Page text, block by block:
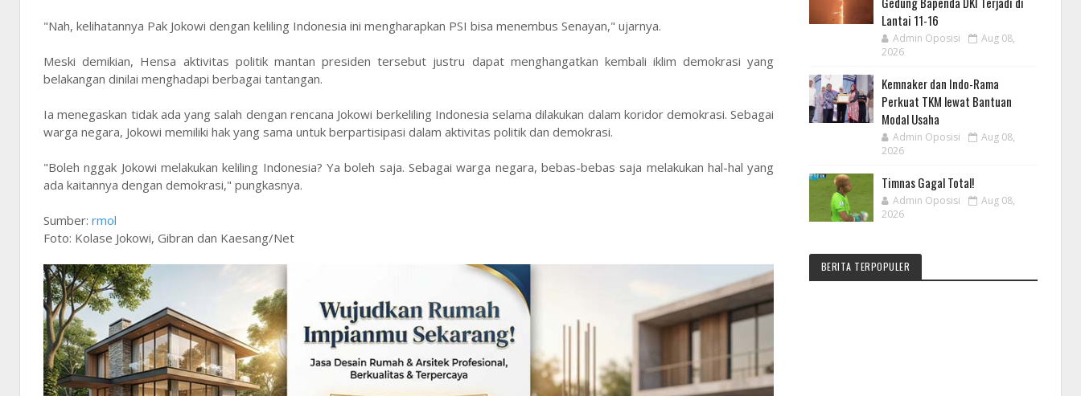
"Nah, kelihatannya Pak Jokowi dengan keliling Indonesia ini mengharapkan PSI bisa menembus Senayan," ujarnya.
Meski demikian, Hensa aktivitas politik mantan presiden tersebut justru dapat menghangatkan kembali iklim demokrasi yang
belakangan dinilai menghadapi berbagai tantangan.
Ia menegaskan tidak ada yang salah dengan rencana Jokowi berkeliling Indonesia selama dilakukan dalam koridor demokrasi. Sebagai
warga negara, Jokowi memiliki hak yang sama untuk berpartisipasi dalam aktivitas politik dan demokrasi.
"Boleh nggak Jokowi melakukan keliling Indonesia? Ya boleh saja. Sebagai warga negara, bebas-bebas saja melakukan hal-hal yang
ada kaitannya dengan demokrasi," pungkasnya.
Sumber: rmol
Foto: Kolase Jokowi, Gibran dan Kaesang/Net
Lantai 11-16
Admin Oposisi
Aug 08,
2026
Kemnaker dan Indo-Rama
Perkuat TKM lewat Bantuan
Modal Usaha
Admin Oposisi
Aug 08,
2026
Timnas Gagal Total!
Admin Oposisi
Aug 08,
2026
BERITA TERPOPULER